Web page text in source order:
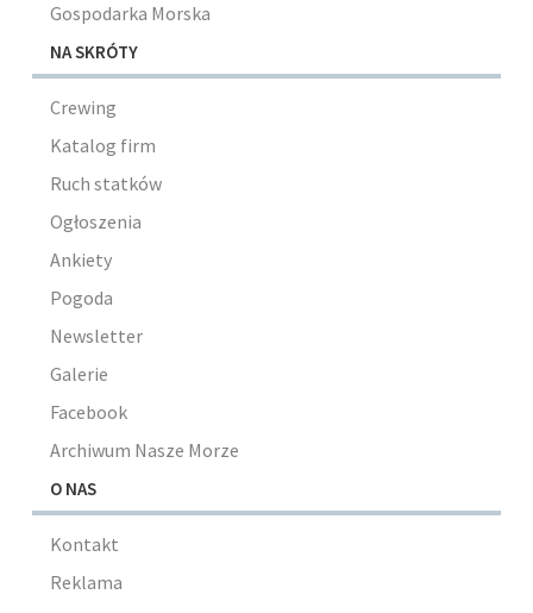
Gospodarka Morska
NA SKRÓTY
Crewing
Katalog firm
Ruch statków
Ogłoszenia
Ankiety
Pogoda
Newsletter
Galerie
Facebook
Archiwum Nasze Morze
O NAS
Kontakt
Reklama